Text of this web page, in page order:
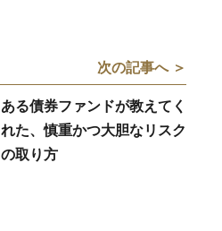
次の記事へ ＞
ある債券ファンドが教えてく
れた、慎重かつ大胆なリスク
の取り方